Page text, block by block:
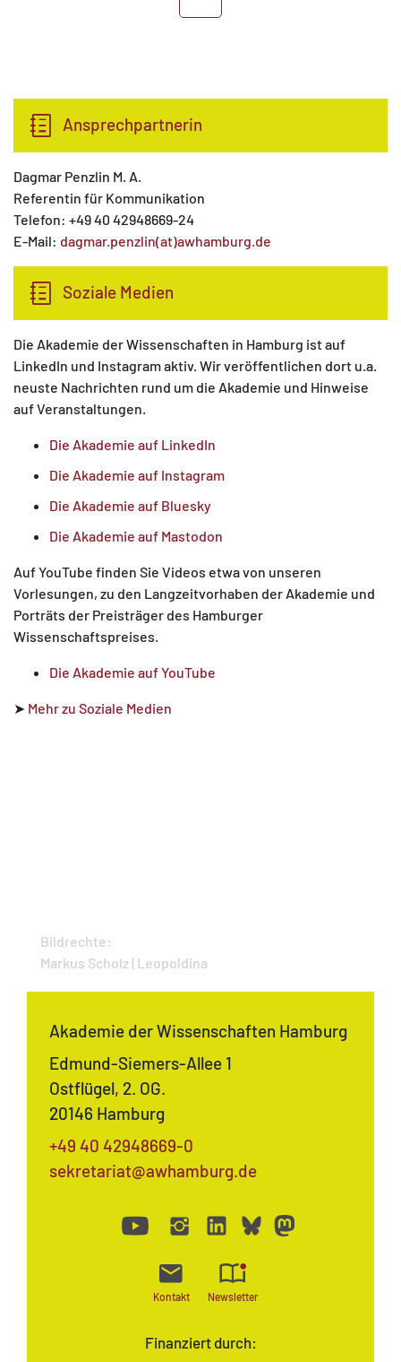
Ansprechpartnerin
Dagmar Penzlin M. A.
Referentin für Kommunikation
Telefon: +49 40 42948669-24
E-Mail: dagmar.penzlin(at)awhamburg.de
Soziale Medien
Die Akademie der Wissenschaften in Hamburg ist auf
LinkedIn und Instagram aktiv. Wir veröffentlichen dort u.a.
neuste Nachrichten rund um die Akademie und Hinweise
auf Veranstaltungen.
Die Akademie auf LinkedIn
Die Akademie auf Instagram
Die Akademie auf Bluesky
Die Akademie auf Mastodon
Auf YouTube finden Sie Videos etwa von unseren
Vorlesungen, zu den Langzeitvorhaben der Akademie und
Porträts der Preisträger des Hamburger
Wissenschaftspreises.
Die Akademie auf YouTube
➤ Mehr zu Soziale Medien
Bildrechte:
Markus Scholz | Leopoldina
Finanziert durch:
Akademie der Wissenschaften Hamburg
Edmund-Siemers-Allee 1
Ostflügel, 2. OG.
20146 Hamburg
+49 40 42948669-0
sekretariat@awhamburg.de
Kontakt Newsletter